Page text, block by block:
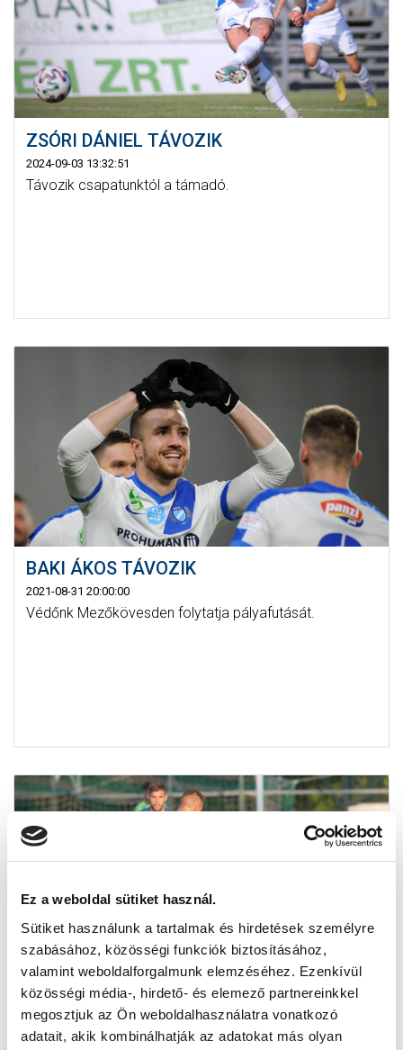
Ez a weboldal sütiket használ.
Sütiket használunk a tartalmak és hirdetések személyre
szabásához, közösségi funkciók biztosításához,
valamint weboldalforgalmunk elemzéséhez. Ezenkívül
közösségi média-, hirdető- és elemező partnereinkkel
megosztjuk az Ön weboldalhasználatra vonatkozó
adatait, akik kombinálhatják az adatokat más olyan
ZSÓRI DÁNIEL TÁVOZIK
2024-09-03 13:32:51
Távozik csapatunktól a támadó.
BAKI ÁKOS TÁVOZIK
2021-08-31 20:00:00
Védőnk Mezőkövesden folytatja pályafutását.
ÍME A LABDARÚGÓK KERETE ÉS A
VÁLTOZÁSOK